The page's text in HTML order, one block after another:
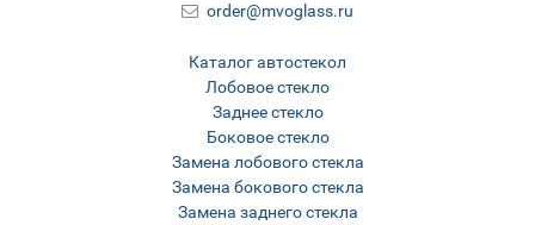
Каталог автостекол
Лобовое стекло
Заднее стекло
Боковое стекло
Замена лобового стекла
Замена бокового стекла
Замена заднего стекла
order@mvoglass.ru